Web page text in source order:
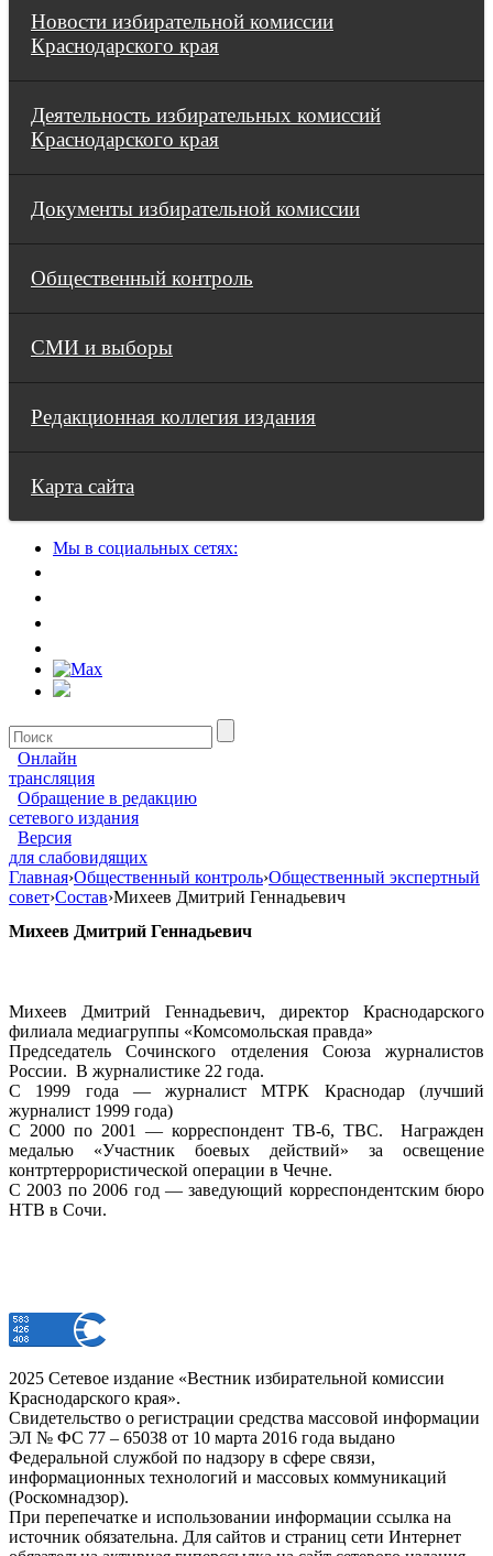
Новости избирательной комиссии
Краснодарского края
Деятельность избирательных комиссий
Краснодарского края
Документы избирательной комиссии
Общественный контроль
СМИ и выборы
Редакционная коллегия издания
Карта сайта
Мы в социальных сетях:
Онлайн
трансляция
Обращение в редакцию
сетевого издания
Версия
для слабовидящих
Главная›Общественный контроль›Общественный экспертный
совет›Состав›Михеев Дмитрий Геннадьевич
Михеев Дмитрий Геннадьевич
Михеев Дмитрий Геннадьевич, директор Краснодарского
филиала медиагруппы «Комсомольская правда»
Председатель Сочинского отделения Союза журналистов
России. В журналистике 22 года.
С 1999 года — журналист МТРК Краснодар (лучший
журналист 1999 года)
С 2000 по 2001 — корреспондент ТВ-6, ТВС. Награжден
медалью «Участник боевых действий» за освещение
контртеррористической операции в Чечне.
С 2003 по 2006 год — заведующий корреспондентским бюро
НТВ в Сочи.
2025 Сетевое издание «Вестник избирательной комиссии
Краснодарского края».
Свидетельство о регистрации средства массовой информации
ЭЛ № ФС 77 – 65038 от 10 марта 2016 года выдано
Федеральной службой по надзору в сфере связи,
информационных технологий и массовых коммуникаций
(Роскомнадзор).
При перепечатке и использовании информации ссылка на
источник обязательна. Для сайтов и страниц сети Интернет